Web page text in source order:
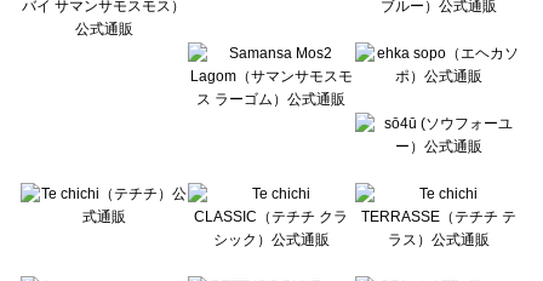
Wpc.（ワールドパーティー）のトップス一覧